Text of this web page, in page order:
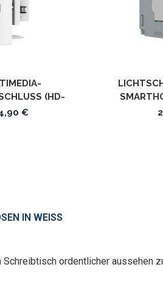
(HD-
1/2 MODUL
€
IN WEISS
ordentlicher aussehen